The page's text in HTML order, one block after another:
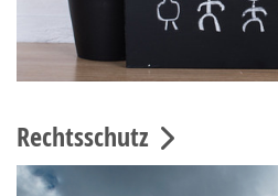
Rechtsschutz